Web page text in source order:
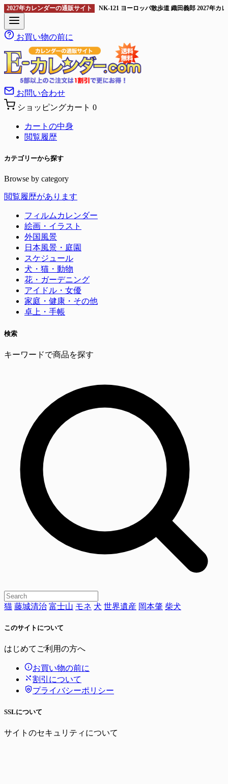
2027年カレンダーの通販サイト NK-121 ヨーロッパ散歩道 織田義郎 2027年カ
お買い物の前に
お問い合わせ
ショッピングカート 0
カートの中身
閲覧履歴
カテゴリーから探す
Browse by category
閲覧履歴があります
フィルムカレンダー
絵画・イラスト
外国風景
日本風景・庭園
スケジュール
犬・猫・動物
花・ガーデニング
アイドル・女優
家庭・健康・その他
卓上・手帳
検索
キーワードで商品を探す
猫 藤城清治 富士山 モネ 犬 世界遺産 岡本肇 柴犬
このサイトについて
はじめてご利用の方へ
お買い物の前に
割引について
プライバシーポリシー
SSLについて
サイトのセキュリティについて